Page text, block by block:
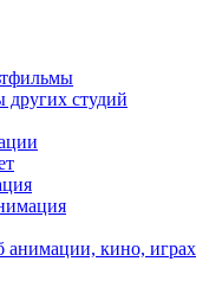
других студий
анимации, кино, играх